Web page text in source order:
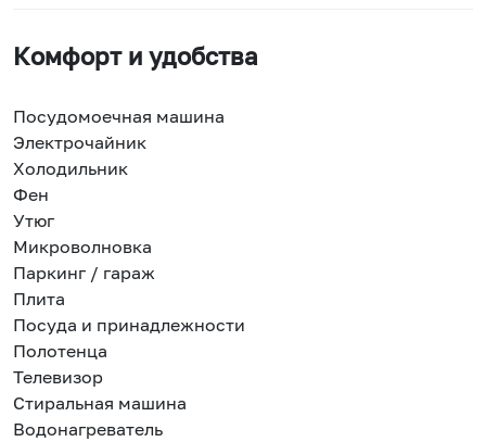
Комфорт и удобства
Посудомоечная машина
Электрочайник
Холодильник
Фен
Утюг
Микроволновка
Паркинг / гараж
Плита
Посуда и принадлежности
Полотенца
Телевизор
Стиральная машина
Водонагреватель